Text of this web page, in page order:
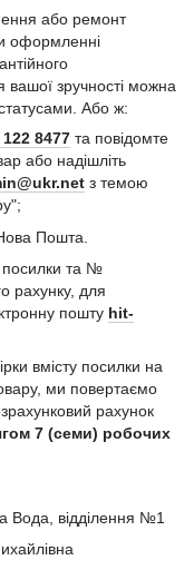
або ремонт
оформленні
вашої зручності можна
Або ж:
8477 та повідомте
або надішліть
з темою
Пошта.
посилки та №
рахунку, для
пошту hit-
вмісту посилки на
ми повертаємо
рахунок
7 (семи) робочих
Вода, відділення №1